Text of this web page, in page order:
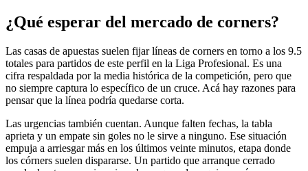
¿Qué esperar del mercado de corners?
Las casas de apuestas suelen fijar líneas de corners en torno a los 9.5
totales para partidos de este perfil en la Liga Profesional. Es una
cifra respaldada por la media histórica de la competición, pero que
no siempre captura lo específico de un cruce. Acá hay razones para
pensar que la línea podría quedarse corta.
Las urgencias también cuentan. Aunque falten fechas, la tabla
aprieta y un empate sin goles no le sirve a ninguno. Ese situación
empuja a arriesgar más en los últimos veinte minutos, etapa donde
los córners suelen dispararse. Un partido que arranque cerrado